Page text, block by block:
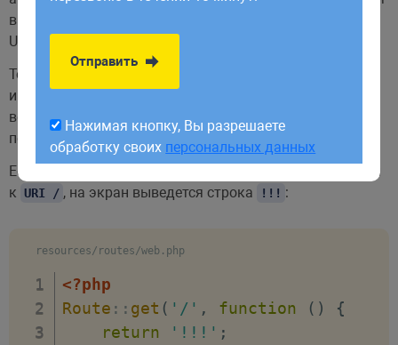
выполнится при обращению пользователя к данному
URI в адресной строке браузера.
То, что вернет эта анонимная функция через
и покажется в окне браузера. Сейчас наша функция
возвращает результат работы функции
подключает контроллер
welcome
.
Если немного изменить функцию, тогда при обращении
к URI / , на экран выведется строка !!! :
resources/routes/web.php
<?php
Route :: get ( '/' , function ( )
{
return
'!!!' ;
обработку своихперсональных данных
Отправить
Нажимая кнопку, Вы разрешаете
обработку своих персональных данных